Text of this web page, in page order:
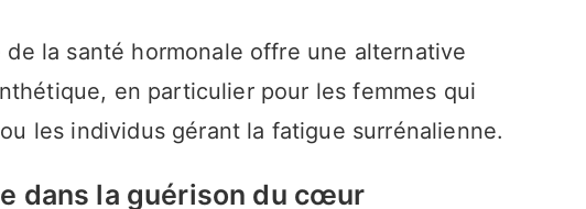
la santé hormonale offre une alternative
en particulier pour les femmes qui
les individus gérant la fatigue surrénalienne.
dans la guérison du cœur